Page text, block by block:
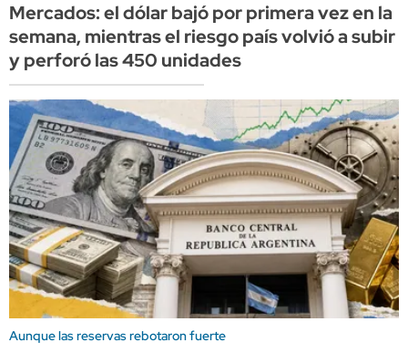
Mercados: el dólar bajó por primera vez en la
semana, mientras el riesgo país volvió a subir
y perforó las 450 unidades
Aunque las reservas rebotaron fuerte